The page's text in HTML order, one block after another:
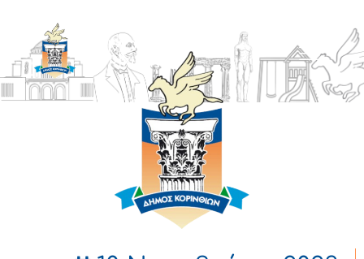
ΔΗΜΟΣ
ΚΟΡΙΝΘΙΩΝ